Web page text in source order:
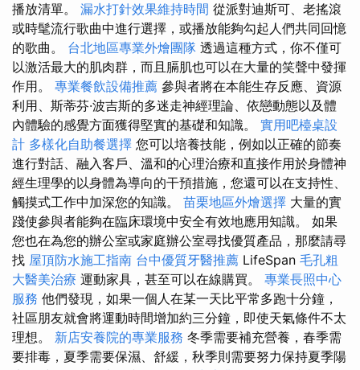
播放清單。 漏水打針效果維持時間 從派對迪斯可、老搖滾
或時髦流行歌曲中進行選擇，或播放能夠勾起人們共同回憶
的歌曲。 台北地區專業外燴團隊 透過這種方式，你不僅可
以激活最大的肌肉群，而且膈肌也可以在大量的笑聲中發揮
作用。 專業餐飲設備推薦 參與者將在本能生存反應、資源
利用、斯蒂芬·波吉斯的多迷走神經理論、依戀動態以及體
內體驗的感覺方面獲得堅實的基礎和知識。 實用吧檯桌設
計 多樣化自助餐選擇 您可以培養技能，例如以正確的節奏
進行對話、融入客戶、溫和的心理治療和直接作用於身體神
經生理學的以身體為導向的干預措施，您還可以在支持性、
觸摸式工作中加深您的知識。 苗栗地區外燴選擇 大量的實
踐使參與者能夠在臨床環境中安全有效地應用知識。 如果
您也在為您的辦公室或家庭辦公室尋找優質產品，那麼請尋
找 屋頂防水施工指南 台中優質牙醫推薦 LifeSpan 毛孔粗
大醫美治療 運動家具，甚至可以在線購買。 專業長照中心
服務 他們發現，如果一個人在某一天比平常多跑十分鐘，
社區朋友就會將運動時間增加約三分鐘，即使天氣條件不太
理想。 新店安養院的專業服務 冬季需要補充營養，春季需
要排毒，夏季需要保濕、舒緩，秋季則需要努力保持夏季陽